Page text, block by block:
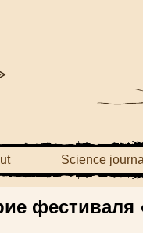
Science
фестиваля